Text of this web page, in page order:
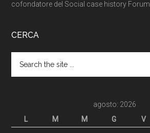
cofondatore del Social case history Forum.
CERCA
agosto: 2026
L
M M G V